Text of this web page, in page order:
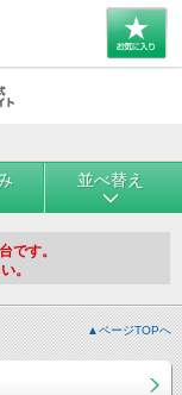
並べ替え
です。
。
▲ページTOPへ